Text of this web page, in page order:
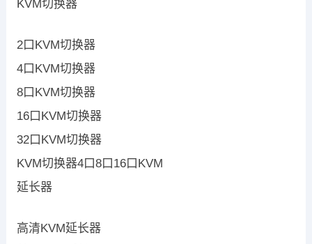
KVM切换器
2口KVM切换器
4口KVM切换器
8口KVM切换器
16口KVM切换器
32口KVM切换器
KVM切换器4口8口16口KVM
延长器
高清KVM延长器